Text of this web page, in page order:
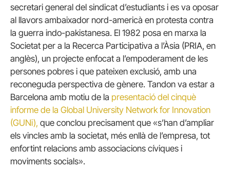
secretari general del sindicat d’estudiants i es va oposar
al llavors ambaixador nord-americà en protesta contra
la guerra indo-pakistanesa. El 1982 posa en marxa la
Societat per a la Recerca Participativa a l’Àsia (PRIA, en
anglès), un projecte enfocat a l’empoderament de les
persones pobres i que pateixen exclusió, amb una
reconeguda perspectiva de gènere. Tandon va estar a
Barcelona amb motiu de la presentació del cinquè
informe de la Global University Network for Innovation
(GUNi), que conclou precisament que «s’han d’ampliar
els vincles amb la societat, més enllà de l’empresa, tot
enfortint relacions amb associacions cíviques i
moviments socials».